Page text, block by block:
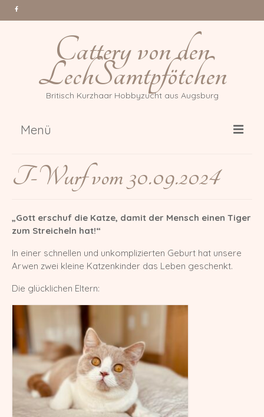
Cattery von den
LechSamtpfötchen
Britisch Kurzhaar Hobbyzucht aus Augsburg
Menü
Über uns
Katzen
Reasons *PL
Int. Champion Arwen of Magic
DonauBärchen
Europa Champion Monchichi von den
LechSamtpfötchen
Worldchampion Gippy Air Force Cat
*CZ
Kater
Gr. Int. Champion R2D2 von den
LechSamtpfötchen
T-Wurf vom 30.09.2024
„Gott erschuf die Katze, damit der Mensch einen Tiger
zum Streicheln hat!“
In einer schnellen und unkomplizierten Geburt hat unsere
Arwen zwei kleine Katzenkinder das Leben geschenkt.
Die glücklichen Eltern: